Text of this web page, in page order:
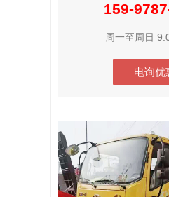
159-
周一至周日
电询优